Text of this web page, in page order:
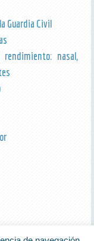
Guardia Civil
nasal,